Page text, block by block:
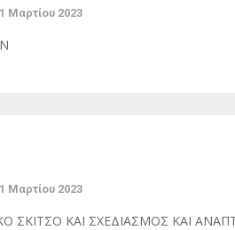
Μαρτίου 2023
Μαρτίου 2023
ΣΚΙΤΣΟ ΚΑΙ ΣΧΕΔΙΑΣΜΟΣ ΚΑΙ